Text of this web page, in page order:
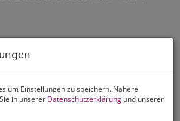
um Einstellungen zu speichern. Nähere
in unserer Datenschutzerklärung und unserer